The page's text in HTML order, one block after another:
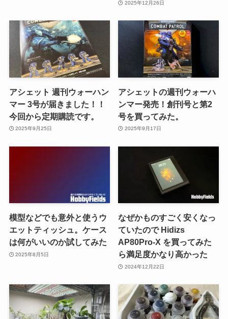
2025年12月26日
アシェット 週刊ウォーハン
マー 3号が届きました！！
今回から定期購読です。
2025年9月25日
アシェットの週刊ウォーハ
ンマー発売！創刊号と第2
号を買ってみた。
2025年9月17日
模型などでも意外と使うウ
エットティッシュ。ケース
は何がいいのか試してみた
2025年8月5日
なぜかものすごく安くなっ
ていたので Hidizs
AP80Pro-X を買ってみた
ら満足度かなり高かった
2024年12月22日